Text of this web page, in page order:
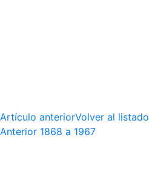
Artículo anteriorVolver al listado
Anterior 1868 a 1967